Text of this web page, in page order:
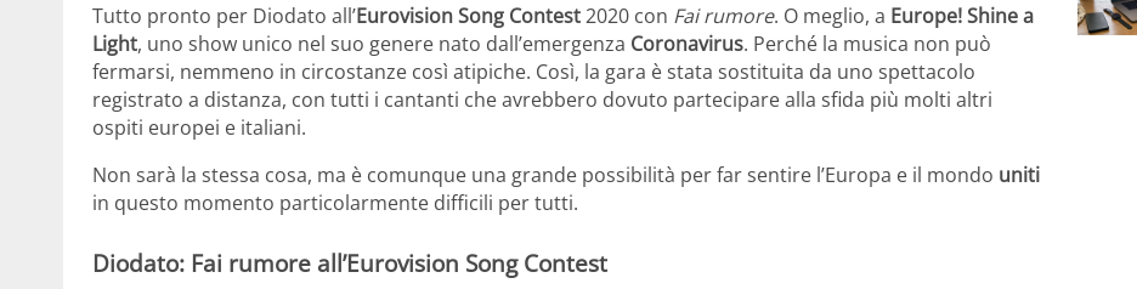
Tutto pronto per Diodato all’Eurovision Song Contest2020 con Fai rumore. O meglio, a Europe! Shine a
Light, uno show unico nel suo genere nato dall’emergenza Coronavirus. Perché la musica non può
fermarsi, nemmeno in circostanze così atipiche. Così, la gara è stata sostituita da uno spettacolo
registrato a distanza, con tutti i cantanti che avrebbero dovuto partecipare alla sfida più molti altri
ospiti europei e italiani.
Non sarà la stessa cosa, ma è comunque una grande possibilità per far sentire l’Europa e il mondo uniti
in questo momento particolarmente difficili per tutti.
Diodato: Fai rumore all’Eurovision Song Contest